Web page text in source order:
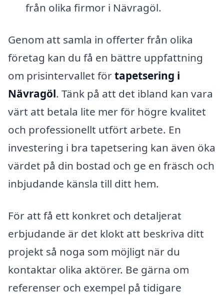
från olika firmor i Nävragöl.
Genom att samla in offerter från olika
företag kan du få en bättre uppfattning
om prisintervallet förtapetsering i
Nävragöl. Tänk på att det ibland kan vara
värt att betala lite mer för högre kvalitet
och professionellt utfört arbete. En
investering i bra tapetsering kan även öka
värdet på din bostad och ge en fräsch och
inbjudande känsla till ditt hem.
För att få ett konkret och detaljerat
erbjudande är det klokt att beskriva ditt
projekt så noga som möjligt när du
kontaktar olika aktörer. Be gärna om
referenser och exempel på tidigare